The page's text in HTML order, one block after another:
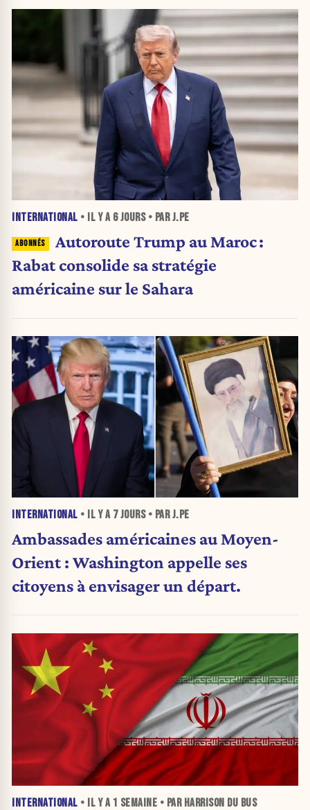
INTERNATIONAL • IL Y A 6 JOURS• PAR J.PE
Autoroute Trump au Maroc :
Rabat consolide sa stratégie
américaine sur le Sahara
INTERNATIONAL • IL Y A 7 JOURS• PAR J.PE
Ambassades américaines au Moyen-
Orient : Washington appelle ses
citoyens à envisager un départ.
INTERNATIONAL • IL Y A 1 SEMAINE • PAR HARRISON DU BUS